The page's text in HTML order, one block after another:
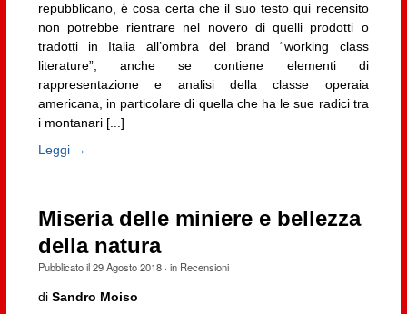
repubblicano, è cosa certa che il suo testo qui recensito
non potrebbe rientrare nel novero di quelli prodotti o
tradotti in Italia all’ombra del brand “working class
literature”, anche se contiene elementi di
rappresentazione e analisi della classe operaia
americana, in particolare di quella che ha le sue radici tra
i montanari [...]
Leggi →
Miseria delle miniere e bellezza
della natura
Pubblicato il29 Agosto 2018· in Recensioni·
di Sandro Moiso